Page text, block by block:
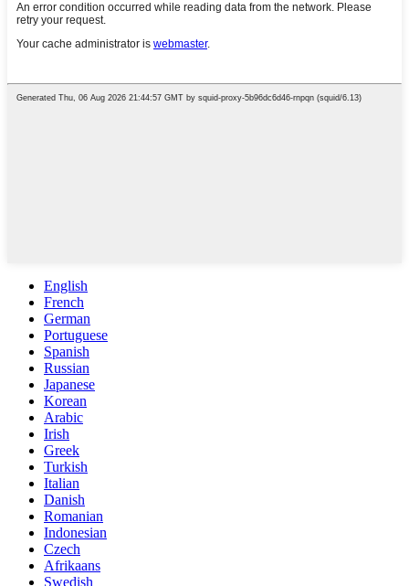
English
French
German
Portuguese
Spanish
Russian
Japanese
Korean
Arabic
Irish
Greek
Turkish
Italian
Danish
Romanian
Indonesian
Czech
Afrikaans
Swedish